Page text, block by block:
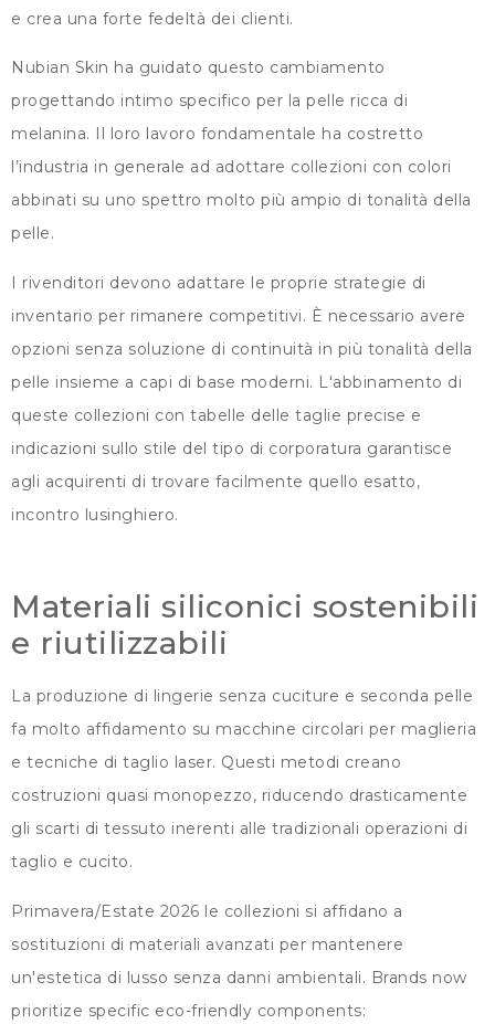
e crea una forte fedeltà dei clienti.
Nubian Skin ha guidato questo cambiamento
progettando intimo specifico per la pelle ricca di
melanina. Il loro lavoro fondamentale ha costretto
l’industria in generale ad adottare collezioni con colori
abbinati su uno spettro molto più ampio di tonalità della
pelle.
I rivenditori devono adattare le proprie strategie di
inventario per rimanere competitivi. È necessario avere
opzioni senza soluzione di continuità in più tonalità della
pelle insieme a capi di base moderni. L'abbinamento di
queste collezioni con tabelle delle taglie precise e
indicazioni sullo stile del tipo di corporatura garantisce
agli acquirenti di trovare facilmente quello esatto,
incontro lusinghiero.
Materiali siliconici sostenibili
e riutilizzabili
La produzione di lingerie senza cuciture e seconda pelle
fa molto affidamento su macchine circolari per maglieria
e tecniche di taglio laser. Questi metodi creano
costruzioni quasi monopezzo, riducendo drasticamente
gli scarti di tessuto inerenti alle tradizionali operazioni di
taglio e cucito.
Primavera/Estate 2026 le collezioni si affidano a
sostituzioni di materiali avanzati per mantenere
un'estetica di lusso senza danni ambientali. Brands now
prioritize specific eco-friendly components: